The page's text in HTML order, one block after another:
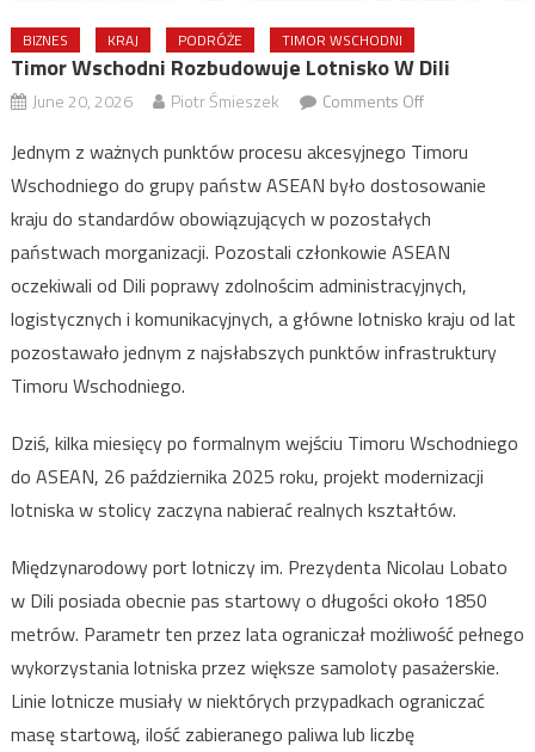
BIZNES KRAJ PODRÓŻE TIMOR WSCHODNI
Timor Wschodni Rozbudowuje Lotnisko W Dili
June 20, 2026 Piotr Śmieszek Comments Offon
Wschodni
rozbudowuje
lotnisko
w
Dili
Jednym z ważnych punktów procesu akcesyjnego Timoru
Wschodniego do grupy państw ASEAN było dostosowanie
kraju do standardów obowiązujących w pozostałych
państwach morganizacji. Pozostali członkowie ASEAN
oczekiwali od Dili poprawy zdolnościm administracyjnych,
logistycznych i komunikacyjnych, a główne lotnisko kraju od lat
pozostawało jednym z najsłabszych punktów infrastruktury
Timoru Wschodniego.
Dziś, kilka miesięcy po formalnym wejściu Timoru Wschodniego
do ASEAN, 26 października 2025 roku, projekt modernizacji
lotniska w stolicy zaczyna nabierać realnych kształtów.
Międzynarodowy port lotniczy im. Prezydenta Nicolau Lobato
w Dili posiada obecnie pas startowy o długości około 1850
metrów. Parametr ten przez lata ograniczał możliwość pełnego
wykorzystania lotniska przez większe samoloty pasażerskie.
Linie lotnicze musiały w niektórych przypadkach ograniczać
masę startową, ilość zabieranego paliwa lub liczbę